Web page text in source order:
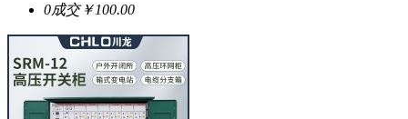
0成交￥100.00